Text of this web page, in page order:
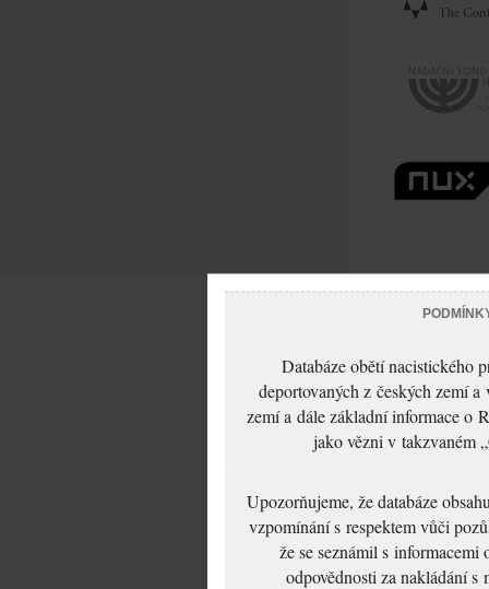
Databáze obětí nacistického
deportovaných z českých zemí
zemí a dále základní informace o
jako vězni v takzvaném
Upozorňujeme, že databáze
vzpomínání s respektem vůči
že se seznámil s
odpovědnosti za nakládání